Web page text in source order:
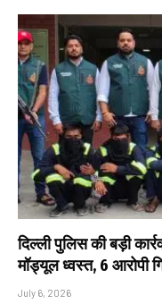
दिल्ली पुलिस की बड़ी
मॉड्यूल ध्वस्त, 6 आरोपी
July 6, 2026